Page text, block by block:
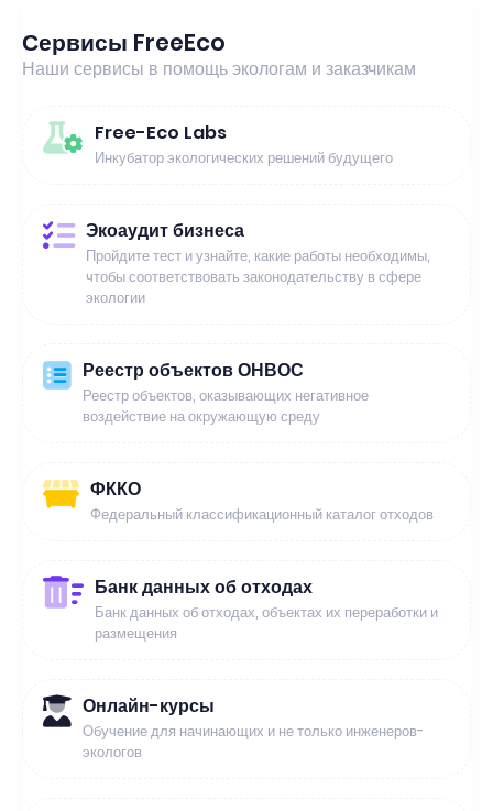
Сервисы FreeEco
Наши сервисы в помощь экологам и заказчикам
Free-Eco Labs
Инкубатор экологических решений будущего
Экоаудит бизнеса
Пройдите тест и узнайте, какие работы необходимы,
чтобы соответствовать законодательству в сфере
экологии
Реестр объектов ОНВОС
Реестр объектов, оказывающих негативное
воздействие на окружающую среду
ФККО
Федеральный классификационный каталог отходов
Банк данных об отходах
Банк данных об отходах, объектах их переработки и
размещения
Онлайн-курсы
Обучение для начинающих и не только инженеров-
экологов